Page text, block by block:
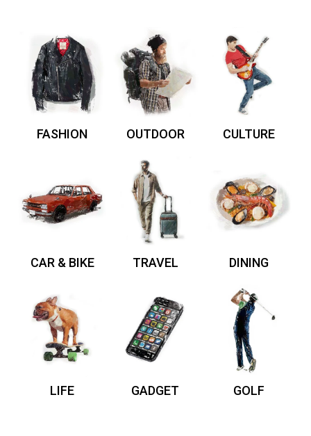
FASHION OUTDOOR CULTURE
CAR & BIKE TRAVEL DINING
LIFE GADGET GOLF